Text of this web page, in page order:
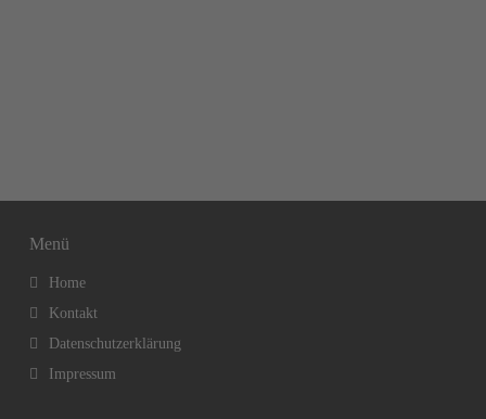
Menü
Home
Kontakt
Datenschutzerklärung
Impressum